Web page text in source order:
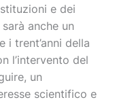
e dei
anche un
i trent’anni della
l’intervento del
un
scientifico e